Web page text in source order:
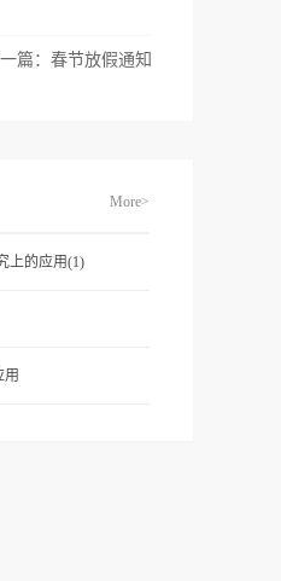
一篇： 春节放假通知
More>
上的应用(1)
用